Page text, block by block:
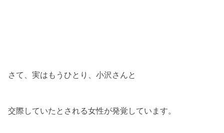
さて、実はもうひとり、小沢さんと
交際していたとされる女性が発覚しています。